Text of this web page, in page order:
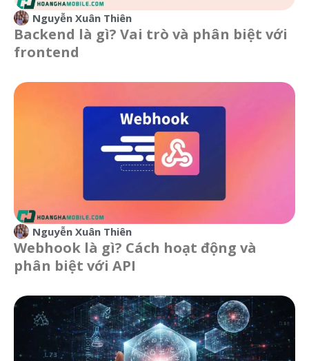
Nguyễn Xuân Thiên
Backend là gì? Vai trò và phân biệt với
frontend
Nguyễn Xuân Thiên
Webhook là gì? Cách hoạt động và
phân biệt với API